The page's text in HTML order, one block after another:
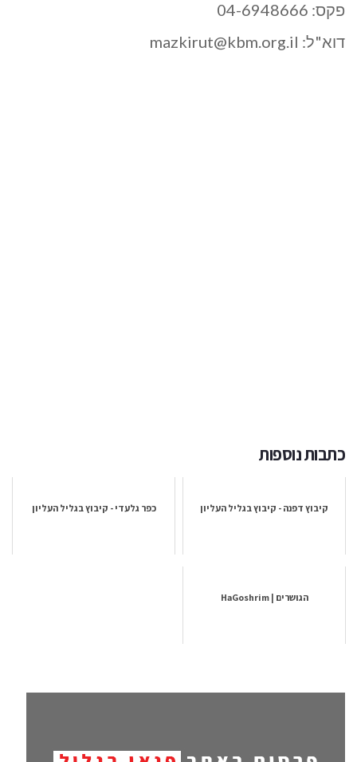
פקס: 04-6948666
דוא"ל: mazkirut@kbm.org.il
כתבות נוספות
קיבוץ דפנה - קיבוץ בגליל העליון כפר גלעדי - קיבוץ בגליל העליון
הגושרים | HaGoshrim